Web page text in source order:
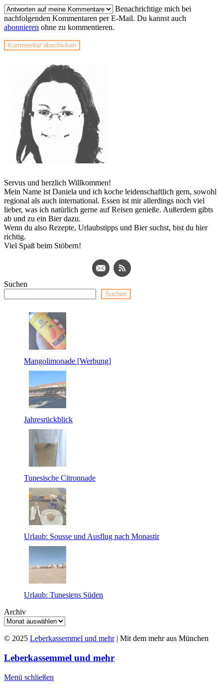
Benachrichtige mich bei
nachfolgenden Kommentaren per E-Mail. Du kannst auch
abonnieren ohne zu kommentieren.
Servus und herzlich Willkommen!
Mein Name ist Daniela und ich koche leidenschaftlich gern, sowohl
regional als auch international. Essen ist mir allerdings noch viel
lieber, was ich natürlich gerne auf Reisen genieße. Außerdem gibts
ab und zu ein Bier dazu.
Wenn du also Rezepte, Urlaubstipps und Bier suchst, bist du hier
richtig.
Viel Spaß beim Stöbern!
Suchen
Suchen
Mangolimonade [Werbung]
Jahresrückblick
Tunesische Citronnade
Urlaub: Sousse und Ausflug nach Monastir
Urlaub: Tunesiens Süden
Archiv
© 2025 Leberkassemmel und mehr| Mit dem mehr aus München
Leberkassemmel und mehr
Menü schließen